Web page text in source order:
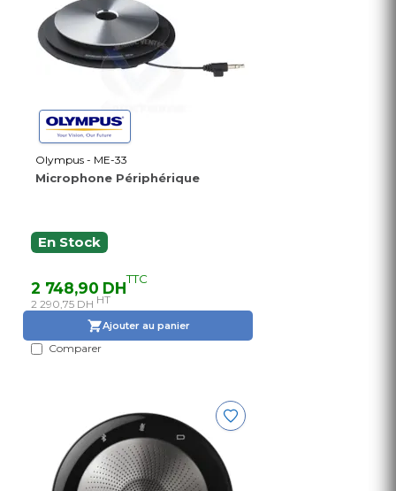
Olympus - ME-33
Microphone Périphérique
En Stock
2 748,90 DHTTC
2 290,75 DH HT
Ajouter au panier
Comparer